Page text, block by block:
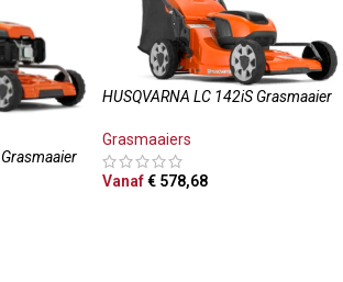
HUSQVARNA LC 142iS Grasmaaier
Grasmaaiers
Vanaf€ 578,68